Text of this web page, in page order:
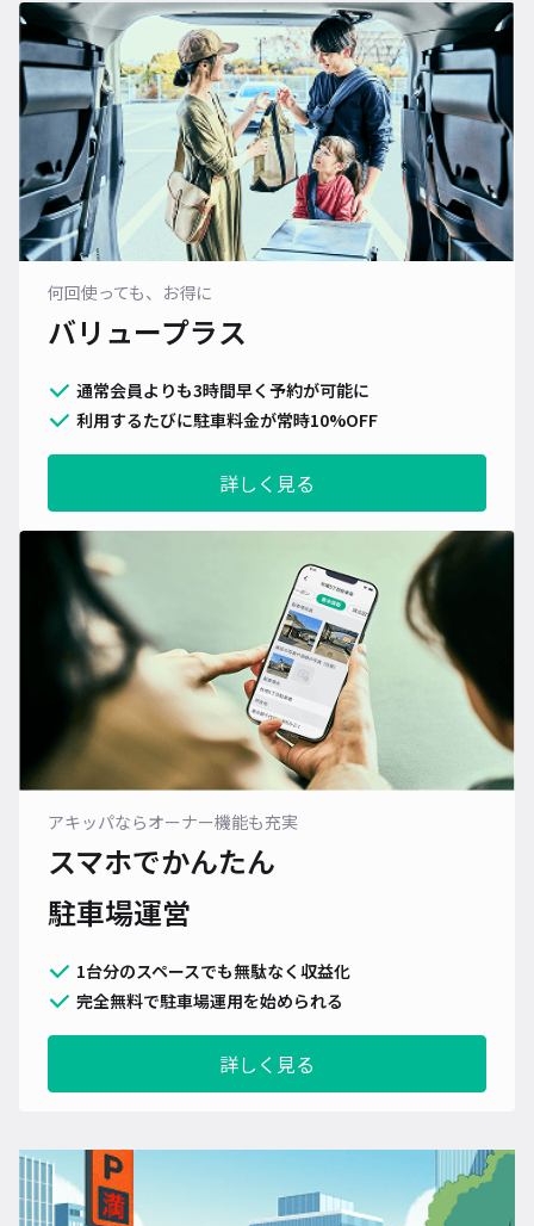
何回使っても、お得に
バリュープラス
通常会員よりも3時間早く予約が可能に
利用するたびに駐車料金が常時10%OFF
詳しく見る
アキッパならオーナー機能も充実
スマホでかんたん
駐車場運営
1台分のスペースでも無駄なく収益化
完全無料で駐車場運用を始められる
詳しく見る